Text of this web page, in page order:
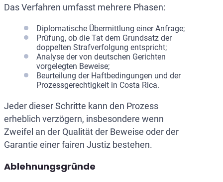
Das Verfahren umfasst mehrere Phasen:
Diplomatische Übermittlung einer Anfrage;
Prüfung, ob die Tat dem Grundsatz der
doppelten Strafverfolgung entspricht;
Analyse der von deutschen Gerichten
vorgelegten Beweise;
Beurteilung der Haftbedingungen und der
Prozessgerechtigkeit in Costa Rica.
Jeder dieser Schritte kann den Prozess
erheblich verzögern, insbesondere wenn
Zweifel an der Qualität der Beweise oder der
Garantie einer fairen Justiz bestehen.
Ablehnungsgründe